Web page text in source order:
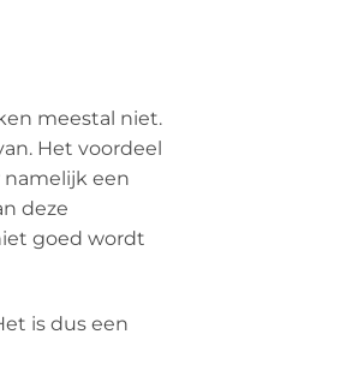
meestal niet.
Het voordeel
een
deze
goed wordt
is dus een